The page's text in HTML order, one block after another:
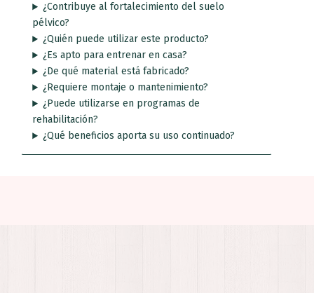
¿Contribuye al fortalecimiento del suelo
pélvico?
¿Quién puede utilizar este producto?
¿Es apto para entrenar en casa?
¿De qué material está fabricado?
¿Requiere montaje o mantenimiento?
¿Puede utilizarse en programas de
rehabilitación?
¿Qué beneficios aporta su uso continuado?